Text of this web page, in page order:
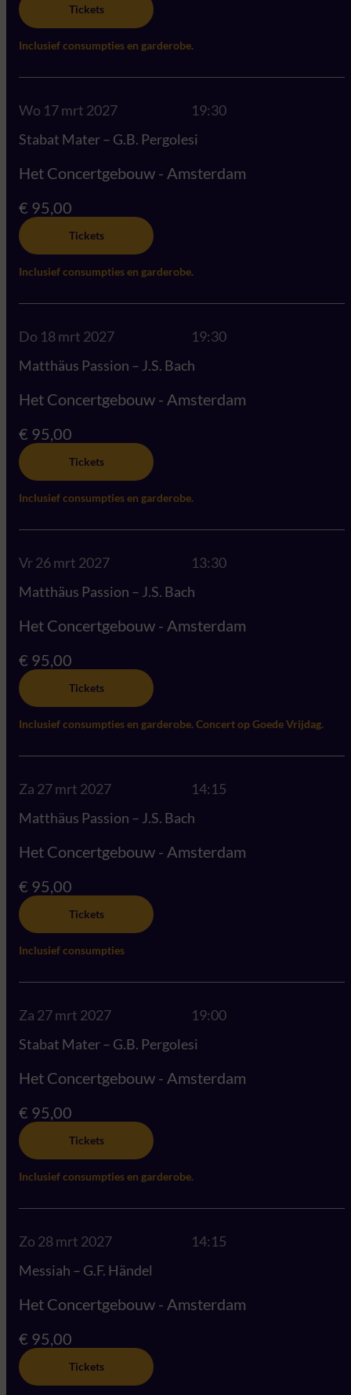
Tickets
Inclusief consumpties en garderobe.
Wo 17 mrt 2027
19:30
Stabat Mater – G.B. Pergolesi
Het Concertgebouw - Amsterdam
€ 95,00
Tickets
Inclusief consumpties en garderobe.
Do 18 mrt 2027
19:30
Matthäus Passion – J.S. Bach
Het Concertgebouw - Amsterdam
€ 95,00
Tickets
Inclusief consumpties en garderobe.
Vr 26 mrt 2027
13:30
Matthäus Passion – J.S. Bach
Het Concertgebouw - Amsterdam
€ 95,00
Tickets
Inclusief consumpties en garderobe. Concert op Goede Vrijdag.
Za 27 mrt 2027
14:15
Matthäus Passion – J.S. Bach
Het Concertgebouw - Amsterdam
€ 95,00
Tickets
Inclusief consumpties
Za 27 mrt 2027
19:00
Stabat Mater – G.B. Pergolesi
Het Concertgebouw - Amsterdam
€ 95,00
Tickets
Inclusief consumpties en garderobe.
Zo 28 mrt 2027
14:15
Messiah – G.F. Händel
Het Concertgebouw - Amsterdam
€ 95,00
Tickets